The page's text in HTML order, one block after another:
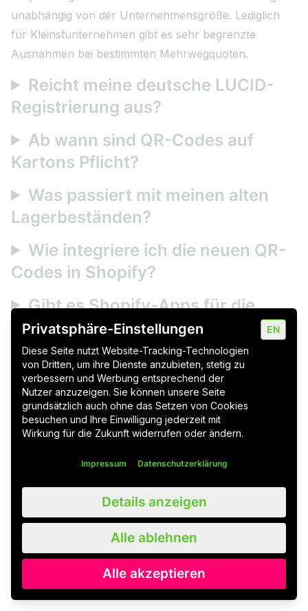
unabhängig von der Unternehmensgröße. Lediglich
für Kleinstunternehmen gibt es sehr begrenzte
Ausnahmen bei bestimmten Mehrwegquoten.
Reicht meine deutsche LUCID-
Registrierung aus?
Ab wann sind QR-Codes auf
Kartons Pflicht?
Was passiert mit meinen alten
Lagerbeständen?
Wie integriere ich die neuen QR-
Codes in Shopify?
Gibt es Shopify-Apps für die
PPWR?
Ein eigener Shopify Food Shop: Lohnt
sich der Online-Lebensmittelhandel?
Shopify UCP: Was das Universal Commerce
Protocol für den Onlinehandel bedeutet
Teilen:
Privatsphäre-Einstellungen
Diese Seite nutzt Website-Tracking-Technologien
von Dritten, um ihre Dienste anzubieten, stetig zu
verbessern und Werbung entsprechend der
Nutzer anzuzeigen. Sie können unsere Seite
grundsätzlich auch ohne das Setzen von Cookies
besuchen und Ihre Einwilligung jederzeit mit
Wirkung für die Zukunft widerrufen oder ändern.
EN
Impressum Datenschutzerklärung
Details anzeigen
Alle ablehnen
Alle akzeptieren